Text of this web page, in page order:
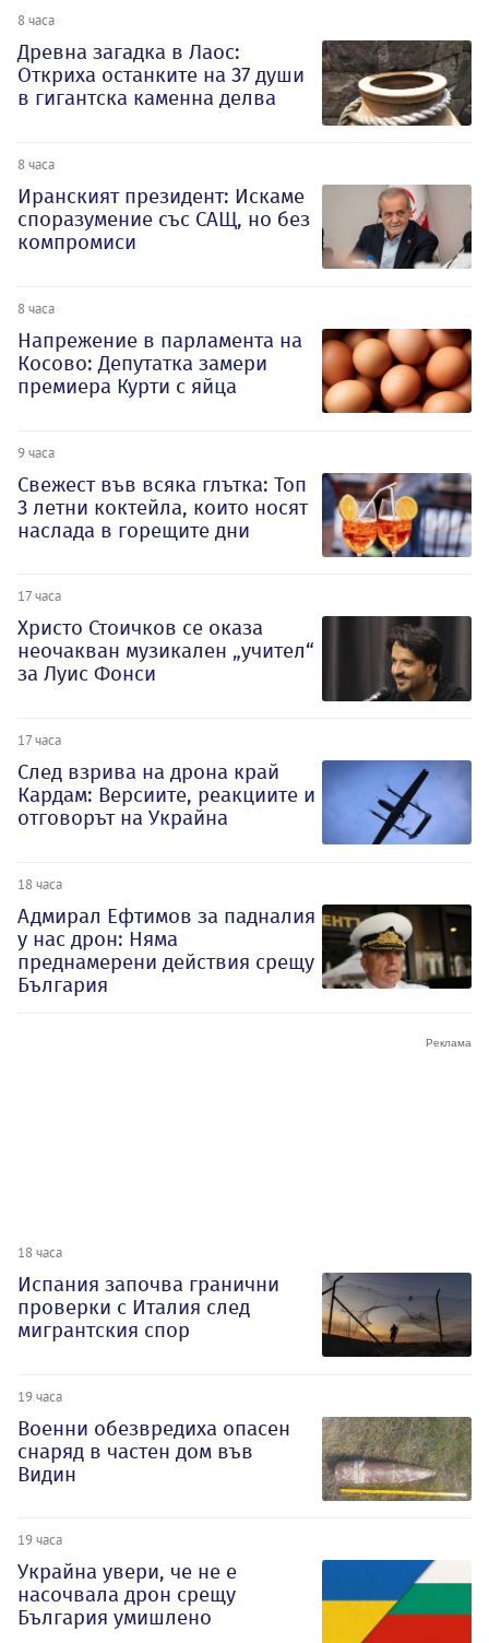
8 часа
Древна загадка в Лаос:
Откриха останките на 37 души
в гигантска каменна делва
8 часа
Иранският президент: Искаме
споразумение със САЩ, но без
компромиси
8 часа
Напрежение в парламента на
Косово: Депутатка замери
премиера Курти с яйца
9 часа
Свежест във всяка глътка: Топ
3 летни коктейла, които носят
наслада в горещите дни
17 часа
Христо Стоичков се оказа
неочакван музикален „учител“
за Луис Фонси
17 часа
След взрива на дрона край
Кардам: Версиите, реакциите и
отговорът на Украйна
18 часа
Адмирал Ефтимов за падналия
у нас дрон: Няма
преднамерени действия срещу
България
18 часа
Испания започва гранични
проверки с Италия след
мигрантския спор
19 часа
Военни обезвредиха опасен
снаряд в частен дом във
Видин
19 часа
Украйна увери, че не е
насочвала дрон срещу
България умишлено